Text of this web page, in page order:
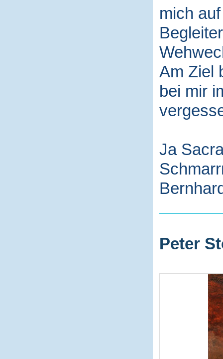
mich
Am Ziel
bei mir
Ja
Peter